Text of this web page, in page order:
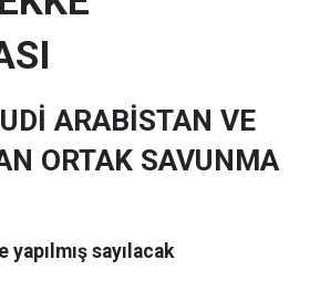
ARABİSTAN VE
ORTAK SAVUNMA
yapılmış sayılacak